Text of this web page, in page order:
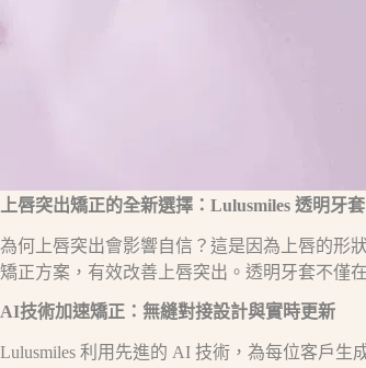
上唇突出矯正的全新選擇：Lulusmiles 透明牙套
為何上唇突出會影響自信？這是因為上唇的形
矯正方案，有效改善上唇突出。透明牙套不僅
AI技術加速矯正：無縫對接設計與實時更新
Lulusmiles 利用先進的 AI 技術，為每位客戶